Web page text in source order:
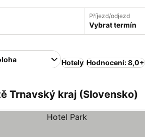
Příjezd/odjezd
Vybrat termín
Hotely Hodnocení: 8,0+
Trnavský kraj (Slovensko)